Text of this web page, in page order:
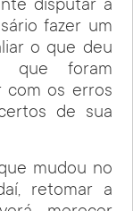
disputar a
fazer um
o que deu
que foram
com os erros
de sua
mudou no
retomar a